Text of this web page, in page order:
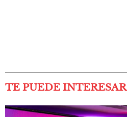
TE PUEDE INTERESAR